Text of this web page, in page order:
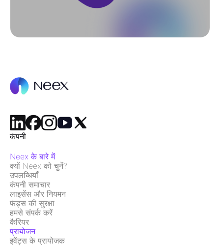
कंपनी
Neex के बारे में
क्यों Neex को चुनें?
उपलब्धियाँ
कंपनी समाचार
लाइसेंस और नियमन
फंड्स की सुरक्षा
हमसे संपर्क करें
कैरियर
प्रायोजन
इवेंट्स के प्रायोजक